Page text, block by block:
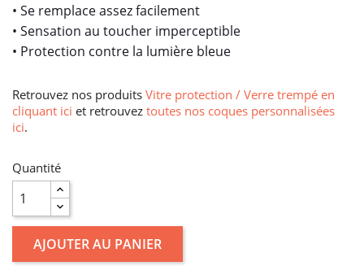
• Se remplace assez facilement
• Sensation au toucher imperceptible
• Protection contre la lumière bleue
Retrouvez nos produits Vitre protection / Verre trempé en
cliquant ici et retrouvez toutes nos coques personnalisées
ici.
Quantité
AJOUTER AU PANIER